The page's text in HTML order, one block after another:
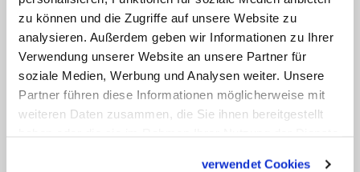
zu können und die Zugriffe auf unsere Website zu
analysieren. Außerdem geben wir Informationen zu Ihrer
Verwendung unserer Website an unsere Partner für
soziale Medien, Werbung und Analysen weiter. Unsere
Partner führen diese Informationen möglicherweise mit
weiteren Daten zusammen, die Sie ihnen bereitgestellt
verwendet Cookies
Ost-Timor bilden die Katholiken in Asien
überall eine Minderheit. Aber so
unterschiedlich ihre Lage zwischen dem
Kaukasus und Korea, zwischen Japan und
Indonesien, zwischen Peking und
Herausforderungen. Erstarkende